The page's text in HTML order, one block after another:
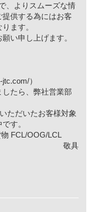
、よりスムーズな情
供する為にはお客
ます。
い申し上げます。
）
たら、弊社営業部
ただいたお客様対象
す。
FCL/OOG/LCL
敬具